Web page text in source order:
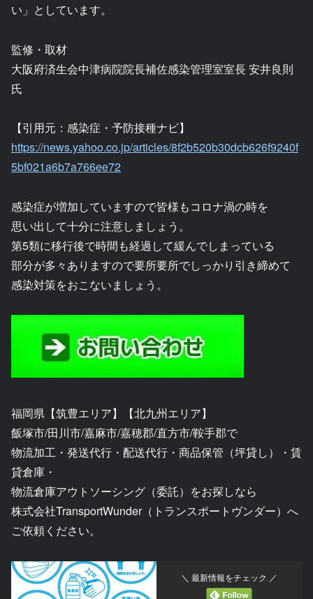
い」としています。
監修・取材
大阪府済生会中津病院院長補佐感染管理室室長 安井良則
氏
【引用元：感染症・予防接種ナビ】
https://news.yahoo.co.jp/articles/8f2b520b30dcb626f9240f
5bf021a6b7a766ee72
感染症が増加していますので皆様もコロナ渦の時を
思い出して十分に注意しましょう。
第5類に移行後で時間も経過して緩んでしまっている
部分が多々ありますので要所要所でしっかり引き締めて
感染対策をおこないましょう。
福岡県【筑豊エリア】【北九州エリア】
飯塚市/田川市/嘉麻市/嘉穂郡/直方市/鞍手郡で
物流加工・発送代行・配送代行・商品保管（坪貸し）・賃
貸倉庫・
物流倉庫アウトソーシング（委託）をお探しなら
株式会社TransportWunder（トランスポートヴンダー）へ
ご依頼ください。
＼ 最新情報をチェック ／